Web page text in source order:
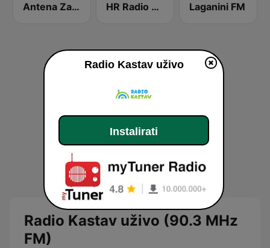
Antena Zagreb Top 40 HR Radio Sljeme Laganini FM
Radio Kastav uživo (90.3 MHz
FM)
Radio Kastav uživo
Instalirati